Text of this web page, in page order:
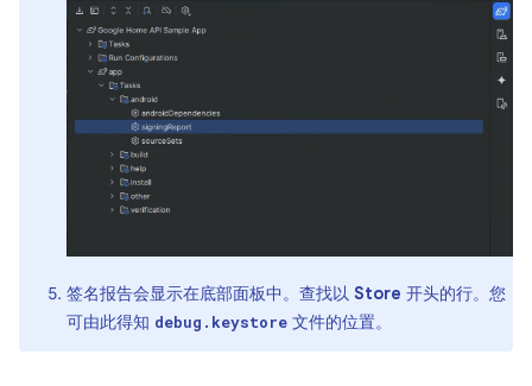
签名报告会显示在底部面板中。查找以 Store 开头的行。您
可由此得知 debug.keystore 文件的位置。